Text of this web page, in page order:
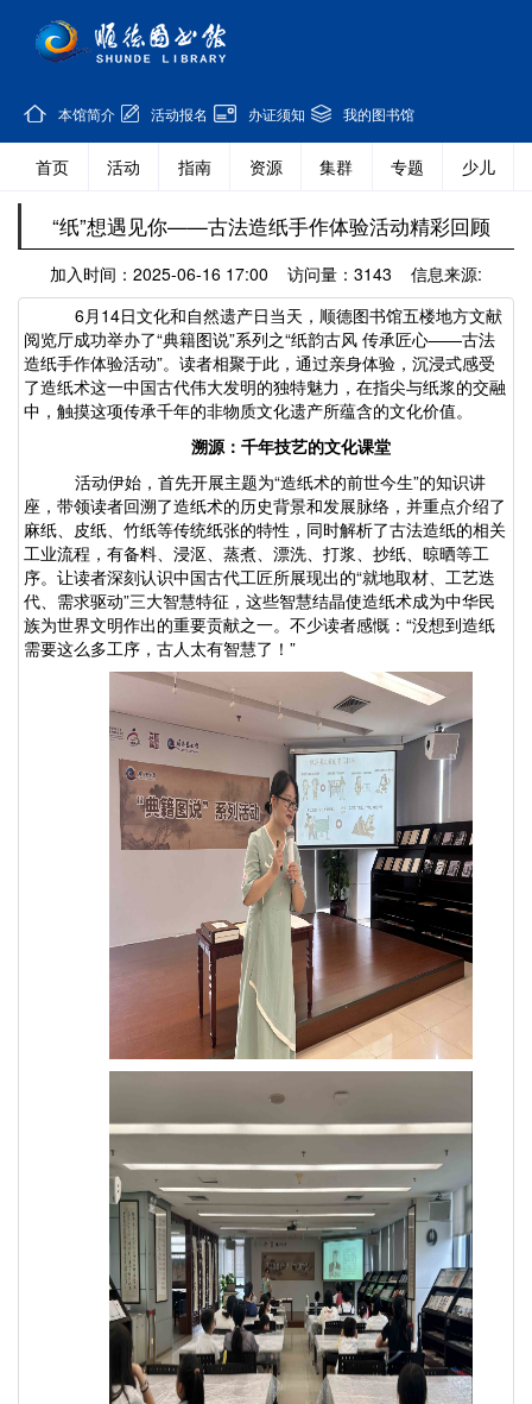
本馆简介 活动报名 办证须知 我的图书馆
首页 活动 指南 资源 集群 专题 少儿
“纸”想遇见你——古法造纸手作体验活动精彩回顾
加入时间：2025-06-16 17:00 访问量：3143 信息来源:
6月14日文化和自然遗产日当天，顺德图书馆五楼地方文献
阅览厅成功举办了“典籍图说”系列之“纸韵古风 传承匠心——古法
造纸手作体验活动”。读者相聚于此，通过亲身体验，沉浸式感受
了造纸术这一中国古代伟大发明的独特魅力，在指尖与纸浆的交融
中，触摸这项传承千年的非物质文化遗产所蕴含的文化价值。
溯源：千年技艺的文化课堂
活动伊始，首先开展主题为“造纸术的前世今生”的知识讲
座，带领读者回溯了造纸术的历史背景和发展脉络 ，并重点介绍了
麻纸、皮纸、竹纸等传统纸张的特性，同时解析了古法造纸的相关
工业流程，有备料、浸沤、蒸煮、漂洗、打浆、抄纸、晾晒等工
序。让读者深刻认识中国古代工匠所展现出的“就地取材、工艺迭
代、需求驱动”三大智慧特征，这些智慧结晶使造纸术成为中华民
族为世界文明作出的重要贡献之一。不少读者感慨：“没想到造纸
需要这么多工序，古人太有智慧了！”